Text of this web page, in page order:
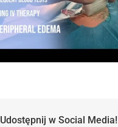
Udostępnij w Social Media!